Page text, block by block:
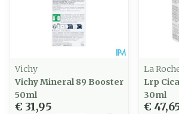
Vichy
Vichy Mineral 89 Booster
50ml
€ 31,95
La
Lrp
30ml
€